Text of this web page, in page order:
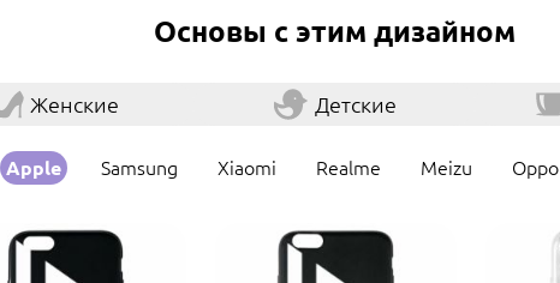
Основы с этим дизайном
Женские Детские
Apple Samsung Xiaomi Realme Meizu Oppo